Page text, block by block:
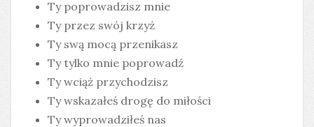
Ty poprowadzisz mnie
Ty przez swój krzyż
Ty swą mocą przenikasz
Ty tylko mnie poprowadź
Ty wciąż przychodzisz
Ty wskazałeś drogę do miłości
Ty wyprowadziłeś nas